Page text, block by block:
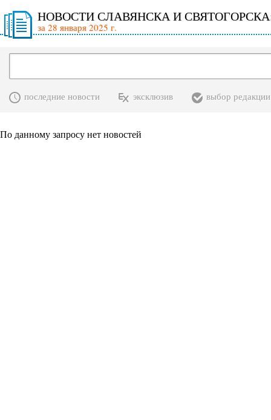
НОВОСТИ СЛАВЯНСКА И
за 28 января 2025 г.
последние новости эксклюзив выбор редакции
По данному запросу нет новостей